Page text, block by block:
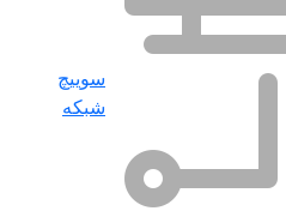
سوییچ
شبکه